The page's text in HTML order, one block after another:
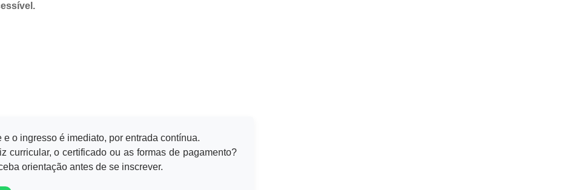
o ingresso é imediato, por entrada contínua.
curricular, o certificado ou as formas de pagamento?
orientação antes de se inscrever.